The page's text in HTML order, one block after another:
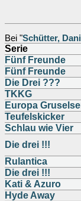
Bei "Schütter,
Serie
Fünf Freunde
Fünf Freunde
Die Drei ???
TKKG
Europa
Teufelskicker
Schlau wie Vier
Die drei !!!
Rulantica
Die drei !!!
Kati & Azuro
Hyde Away